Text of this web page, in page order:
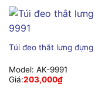
Túi đeo thắt lưng
Model: AK-9991
Giá:203,000₫